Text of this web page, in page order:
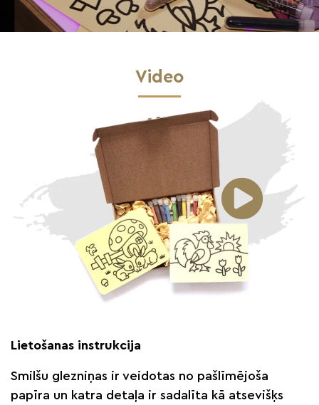
Video
Lietošanas instrukcija
Smilšu glezniņas ir veidotas no pašlīmējoša
papīra un katra detaļa ir sadalīta kā atsevišķs